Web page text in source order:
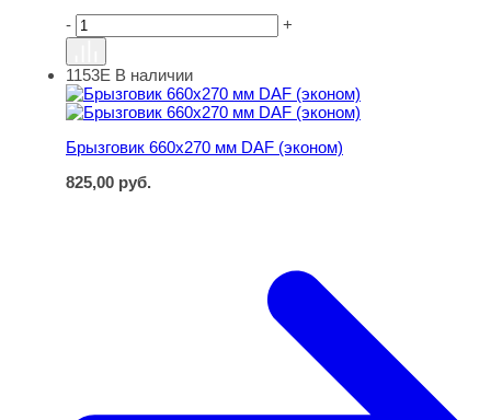
- +
Брызговик 660х270 мм DAF (эконом)
1153Е В наличии
Брызговик 660х270 мм DAF (эконом)
825,00 руб.